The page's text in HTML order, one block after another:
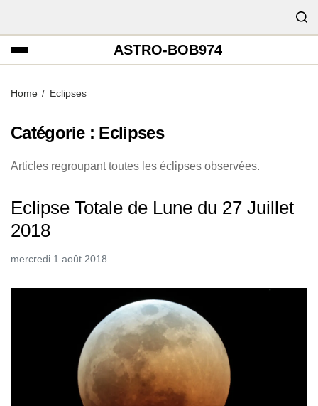
ASTRO-BOB974
Home Eclipses
Catégorie : Eclipses
Articles regroupant toutes les éclipses observées.
Eclipse Totale de Lune du 27 Juillet
2018
mercredi 1 août 2018